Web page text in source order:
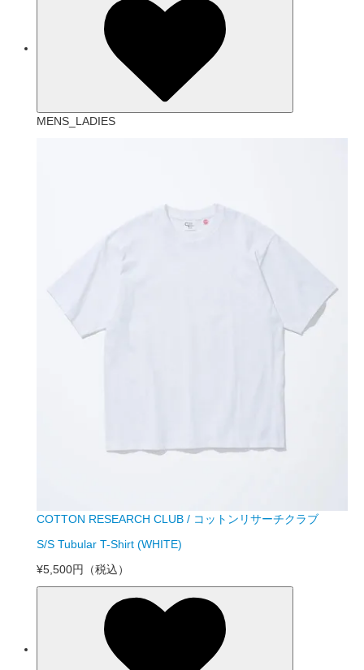
MENS_LADIES
COTTON RESEARCH CLUB / コットンリサーチクラブ
S/S Tubular T-Shirt (WHITE)
¥5,500円
（税込）